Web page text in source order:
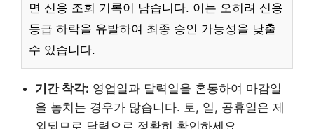
면 신용 조회 기록이 남습니다. 이는 오히려 신용
등급 하락을 유발하여 최종 승인 가능성을 낮출
수 있습니다.
기간 착각: 영업일과 달력일을 혼동하여 마감일
을 놓치는 경우가 많습니다. 토, 일, 공휴일은 제
외되므로 달력으로 정확히 확인하세요.